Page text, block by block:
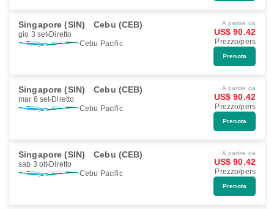
Singapore (SIN) Cebu (CEB)
gio 3 set Diretto
Cebu Pacific
A partire da
US$ 90.42
Prezzo/pers
Prenota
Singapore (SIN) Cebu (CEB)
mar 8 set Diretto
Cebu Pacific
A partire da
US$ 90.42
Prezzo/pers
Prenota
Singapore (SIN) Cebu (CEB)
sab 3 ott Diretto
Cebu Pacific
A partire da
US$ 90.42
Prezzo/pers
Prenota